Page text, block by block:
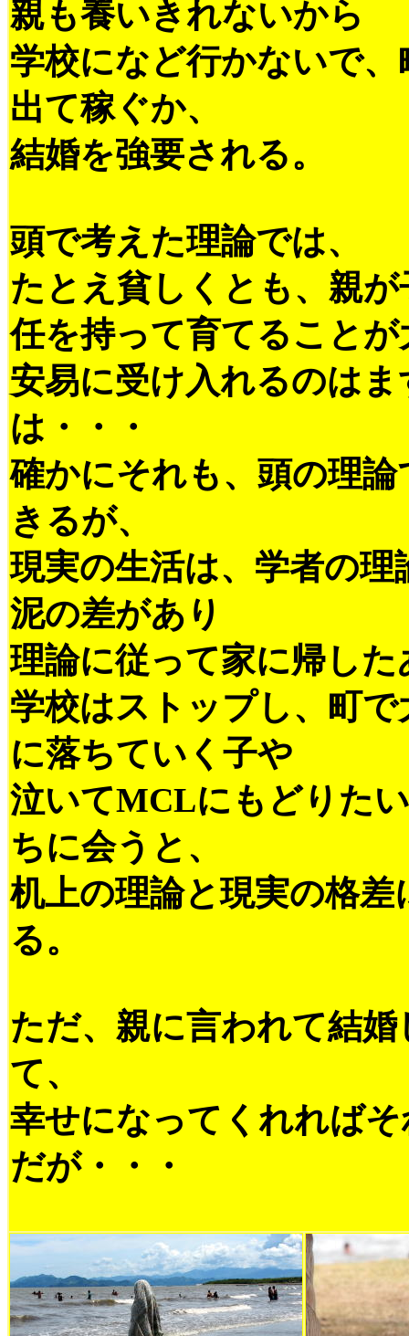
親も養いきれないから
学校になど行かないで
出て稼ぐか、
結婚を強要される。
頭で考えた理論では、
たとえ貧しくとも、親
任を持って育てることが
安易に受け入れるのは
は・・・
確かにそれも、頭の理論
きるが、
現実の生活は、学者の理
泥の差があり
理論に従って家に帰した
学校はストップし、町で
に落ちていく子や
泣いてMCLにもどりた
ちに会うと、
机上の理論と現実の格差
る。
ただ、親に言われて結
て、
幸せになってくれれば
だが・・・